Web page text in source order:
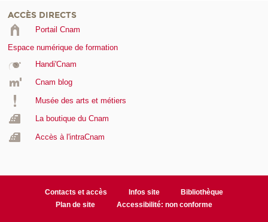
ACCÈS DIRECTS
Portail Cnam
Espace numérique de formation
Handi'Cnam
Cnam blog
Musée des arts et métiers
La boutique du Cnam
Accès à l'intraCnam
Contacts et accès Infos site
Bibliothèque
Plan de site
Accessibilité: non conforme